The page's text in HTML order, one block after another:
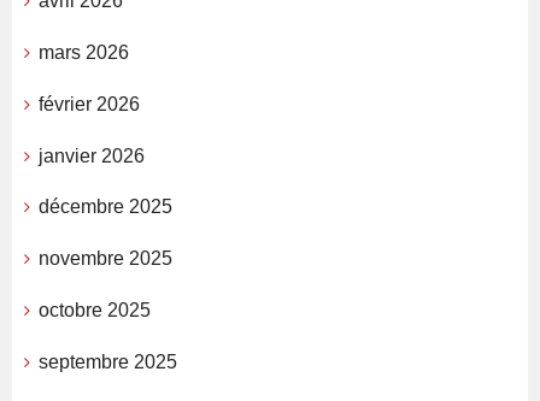
mars 2026
février 2026
janvier 2026
décembre 2025
novembre 2025
octobre 2025
septembre 2025